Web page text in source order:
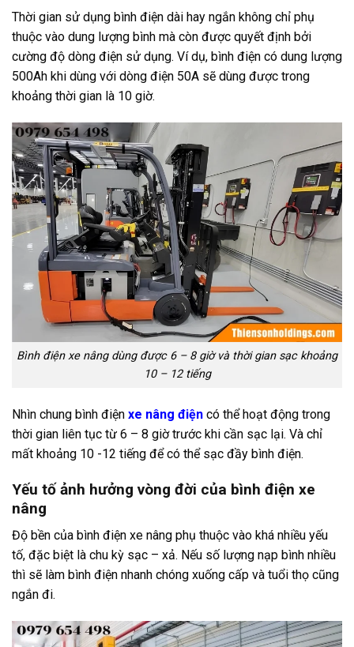
Thời gian sử dụng bình điện dài hay ngắn không chỉ phụ
thuộc vào dung lượng bình mà còn được quyết định bởi
cường độ dòng điện sử dụng. Ví dụ, bình điện có dung lượng
500Ah khi dùng với dòng điện 50A sẽ dùng được trong
khoảng thời gian là 10 giờ.
Bình điện xe nâng dùng được 6 – 8 giờ và thời gian sạc khoảng
10 – 12 tiếng
Nhìn chung bình điện xe nâng điện có thể hoạt động trong
thời gian liên tục từ 6 – 8 giờ trước khi cần sạc lại. Và chỉ
mất khoảng 10 -12 tiếng để có thể sạc đầy bình điện.
Yếu tố ảnh hưởng vòng đời của bình điện xe
nâng
Độ bền của bình điện xe nâng phụ thuộc vào khá nhiều yếu
tố, đặc biệt là chu kỳ sạc – xả. Nếu số lượng nạp bình nhiều
thì sẽ làm bình điện nhanh chóng xuống cấp và tuổi thọ cũng
ngắn đi.